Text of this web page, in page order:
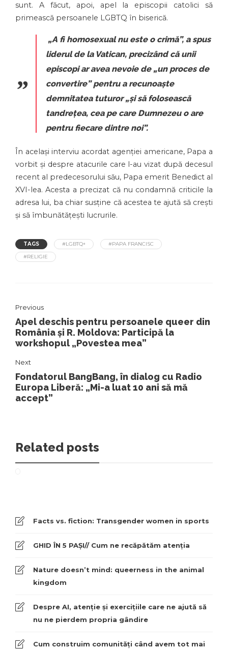
sunt. A făcut, apoi, apel la episcopii catolici să
primească persoanele LGBTQ în biserică.
„A fi homosexual nu este o crimă”, a spus
liderul de la Vatican, precizând că unii
episcopi ar avea nevoie de „un proces de
convertire”pentru a recunoaște
demnitatea tuturor„și să folosească
tandrețea, cea pe care Dumnezeu o are
pentru fiecare dintre noi”.
În același interviu acordat agenției americane, Papa a
vorbit și despre atacurile care l-au vizat după decesul
recent al predecesorului său, Papa emerit Benedict al
XVI-lea. Acesta a precizat că nu condamnă criticile la
adresa lui, ba chiar susține că acestea te ajută să crești
și să îmbunătățești lucrurile.
TAGS #LGBTQ+
#PAPA FRANCISC
#RELIGIE
Previous
Apel deschis pentru persoanele queer din
România și R. Moldova: Participă la
workshopul „Povestea mea”
Next
Fondatorul BangBang, în dialog cu Radio
Europa Liberă: „Mi-a luat 10 ani să mă
accept”
Related posts
Facts vs. fiction: Transgender women in sports
GHID ÎN 5 PAȘI// Cum ne recăpătăm atenția
Nature doesn’t mind: queerness in the animal
kingdom
Despre AI, atenție și exercițiile care ne ajută să
nu ne pierdem propria gândire
Cum construim comunități când avem tot mai